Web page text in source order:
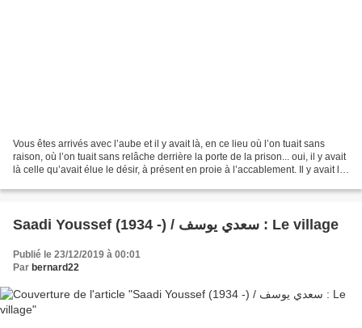
Vous êtes arrivés avec l’aube et il y avait là, en ce lieu où l’on tuait sans
raison, où l’on tuait sans relâche derrière la porte de la prison... oui, il y avait
là celle qu’avait élue le désir, à présent en proie à l’accablement. Il y avait là,
Saadi Youssef (1934 -) / سعدي يوسف : Le village
Publié le 23/12/2019 à 00:01
Par bernard22